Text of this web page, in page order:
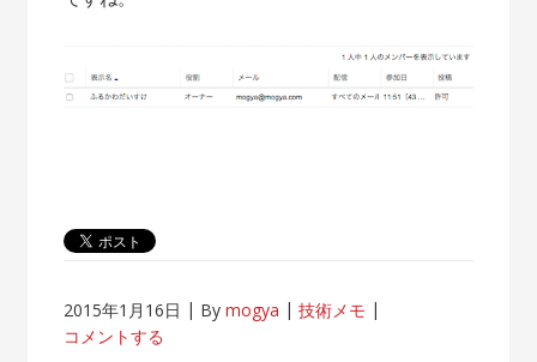
2015年1月16日 Bymogya
技術メモ
コメントする